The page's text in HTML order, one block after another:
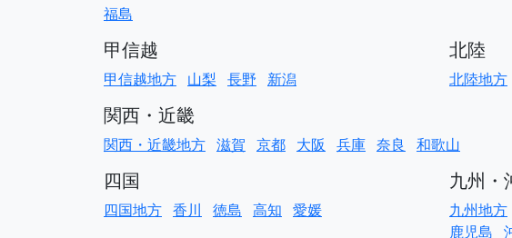
福島
甲信越
甲信越地方 山梨 長野 新潟
北陸
北陸地方
関西・近畿
関西・近畿地方 滋賀 京都 大阪 兵庫 奈良 和歌山
四国
四国地方 香川 徳島 高知 愛媛
九州・
九州地方
鹿児島